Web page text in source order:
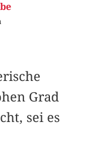
Grad
sei es